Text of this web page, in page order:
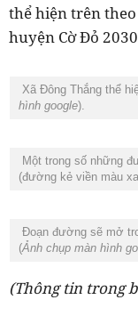
thể hiện trên
huyện Cờ Đỏ
Xã Đông Thắng thể
hình google).
Một trong số những
(đường kẻ viền màu
Đoạn đường sẽ mở
(Ảnh chụp màn hình
(Thông tin trong